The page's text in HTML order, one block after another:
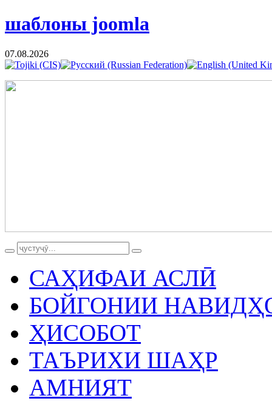
шаблоны joomla
07.08.2026
САҲИФАИ АСЛӢ
БОЙГОНИИ
ҲИСОБОТ
ТАЪРИХИ ШАҲР
АМНИЯТ